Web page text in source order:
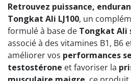
(1 avis)
Retrouvez puissance,
Tongkat Ali LJ100, un
formulé à base de Tongkat Ali
associé à des vitamines B1, B6
améliorer vos performances
testostérone et favoriser la